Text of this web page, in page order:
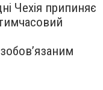
Чехія припиняє